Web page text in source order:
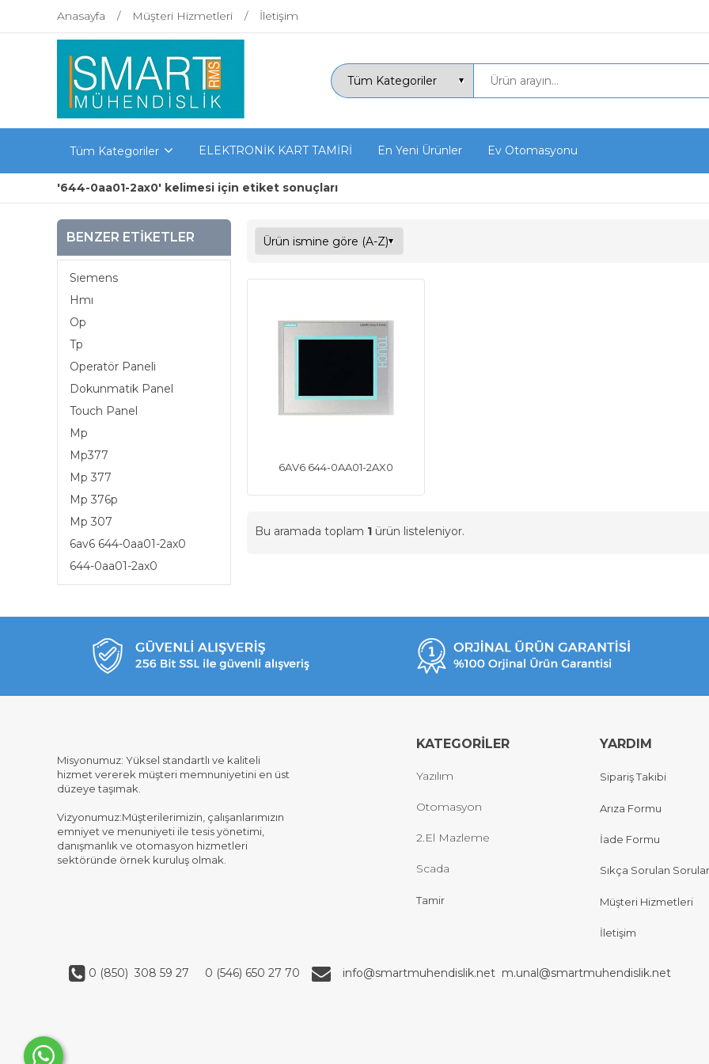
Anasayfa Müşteri Hizmetleri İletişim
Tüm Kategoriler ELEKTRONİK KART TAMİRİ En Yeni Ürünler Ev Otomasyonu
'644-0aa01-2ax0' kelimesi için etiket sonuçları
BENZER ETIKETLER
Sıemens
Hmı
Op
Tp
Operatör Paneli
Dokunmatik Panel
Touch Panel
Mp
Mp377
Mp 377
Mp 376p
Mp 307
6av6 644-0aa01-2ax0
644-0aa01-2ax0
6AV6 644-0AA01-2AX0
Bu aramada toplam 1 ürün listeleniyor.
Misyonumuz: Yüksel standartlı ve kaliteli
hizmet vererek müşteri memnuniyetini en üst
düzeye taşımak.
Vizyonumuz:Müşterilerimizin, çalışanlarımızın
emniyet ve menuniyeti ile tesis yönetimi,
danışmanlık ve otomasyon hizmetleri
sektöründe örnek kuruluş olmak.
KATEGORİLER
Yazılım
Otomasyon
2.El Mazleme
Scada
Tamir
YARDIM
Sipariş Takibi
Arıza Formu
İade Formu
Sıkça Sorulan Sorular
Müşteri Hizmetleri
İletişim
0 (850) 308 59 27 0 (546) 650 27 70 info@smartmuhendislik.net m.unal@smartmuhendislik.net